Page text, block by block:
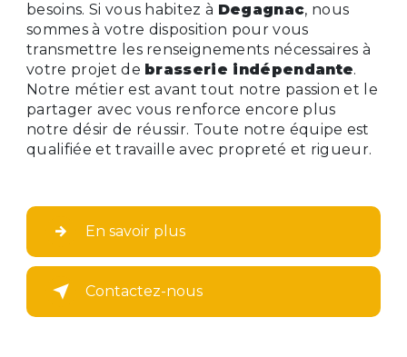
besoins. Si vous habitez à Degagnac, nous
sommes à votre disposition pour vous
transmettre les renseignements nécessaires à
votre projet de brasserie indépendante.
Notre métier est avant tout notre passion et le
partager avec vous renforce encore plus
notre désir de réussir. Toute notre équipe est
qualifiée et travaille avec propreté et rigueur.
En savoir plus
Contactez-nous